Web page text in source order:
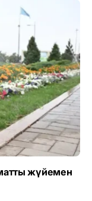
жүйемен